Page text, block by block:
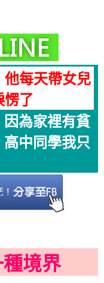
他每天帶女兒
愣了
為家裡有貧
中同學我只
境界